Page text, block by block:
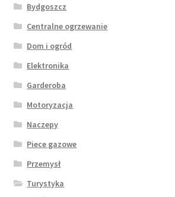
Bydgoszcz
Centralne ogrzewanie
Dom i ogród
Elektronika
Garderoba
Motoryzacja
Naczepy
Piece gazowe
Przemysł
Turystyka